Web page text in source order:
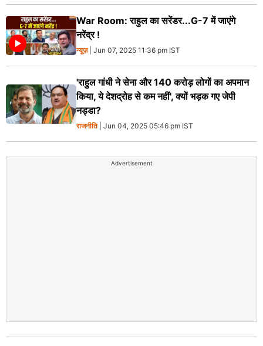
War Room: राहुल का सरेंडर...G-7 में जाएंगे
नरेंद्र !
न्यूज़| Jun 07, 2025 11:36 pm IST
'राहुल गांधी ने सेना और 140 करोड़ लोगों का अपमान
किया, ये देशद्रोह से कम नहीं', क्यों भड़क गए जेपी
नड्डा?
राजनीति| Jun 04, 2025 05:46 pm IST
Advertisement